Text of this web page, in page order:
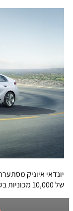
יונדאי איוניק
של 10,000 מכוניות בשנה